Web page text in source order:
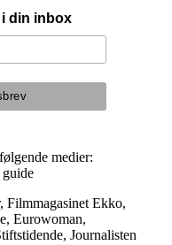
i din inbox
medier:
Filmmagasinet Ekko,
Eurowoman,
Journalisten